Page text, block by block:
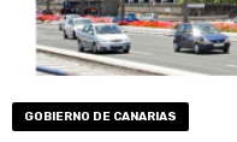
GOBIERNO DE CANARIAS